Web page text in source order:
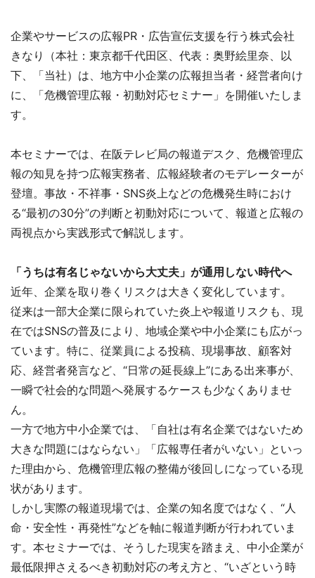
企業やサービスの広報PR・広告宣伝支援を行う株式会社
きなり（本社：東京都千代田区、代表：奥野絵里奈、以
下、「当社）は、地方中小企業の広報担当者・経営者向け
に、「危機管理広報・初動対応セミナー」を開催いたしま
す。
本セミナーでは、在阪テレビ局の報道デスク、危機管理広
報の知見を持つ広報実務者、広報経験者のモデレーターが
登壇。事故・不祥事・SNS炎上などの危機発生時におけ
る“最初の30分”の判断と初動対応について、報道と広報の
両視点から実践形式で解説します。
「うちは有名じゃないから大丈夫」が通用しない時代へ
近年、企業を取り巻くリスクは大きく変化しています。
従来は一部大企業に限られていた炎上や報道リスクも、現
在ではSNSの普及により、地域企業や中小企業にも広がっ
ています。特に、従業員による投稿、現場事故、顧客対
応、経営者発言など、“日常の延長線上”にある出来事が、
一瞬で社会的な問題へ発展するケースも少なくありませ
ん。
一方で地方中小企業では、「自社は有名企業ではないため
大きな問題にはならない」「広報専任者がいない」といっ
た理由から、危機管理広報の整備が後回しになっている現
状があります。
しかし実際の報道現場では、企業の知名度ではなく、“人
命・安全性・再発性”などを軸に報道判断が行われていま
す。本セミナーでは、そうした現実を踏まえ、中小企業が
最低限押さえるべき初動対応の考え方と、“いざという時